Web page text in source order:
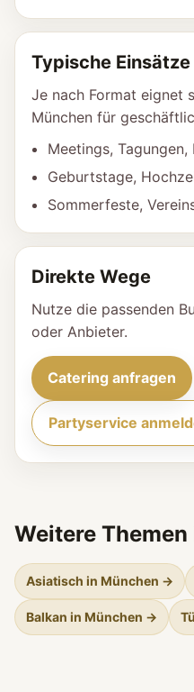
Typische Einsätze
Je nach Format eignet
München für
Meetings,
Geburtstage,
Sommerfeste,
Direkte Wege
Nutze die passenden
oder Anbieter.
Catering anfragen
Partyservice
Weitere
Asiatisch in München →
Balkan in München →